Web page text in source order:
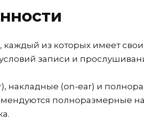
из которых имеет
записи и
(on-ear) и
полноразмерные